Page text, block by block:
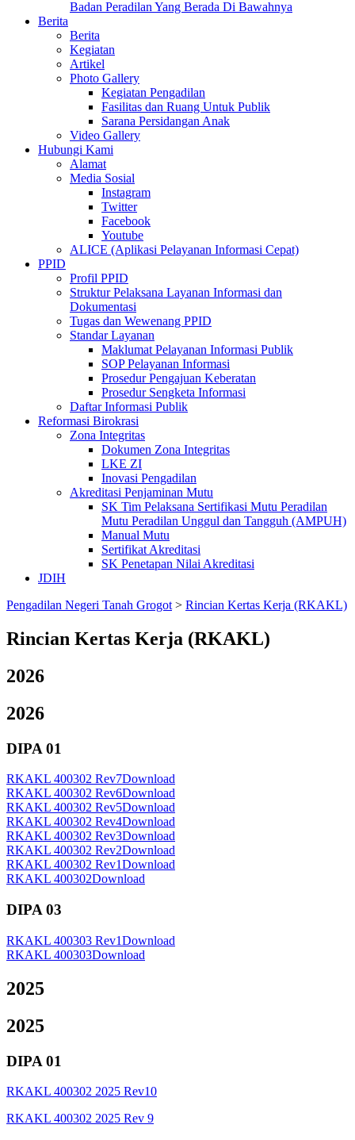
Badan Peradilan Yang Berada Di Bawahnya
Berita
Berita
Kegiatan
Artikel
Photo Gallery
Kegiatan Pengadilan
Fasilitas dan Ruang Untuk Publik
Sarana Persidangan Anak
Video Gallery
Hubungi Kami
Alamat
Media Sosial
Instagram
Twitter
Facebook
Youtube
ALICE (Aplikasi Pelayanan Informasi Cepat)
PPID
Profil PPID
Struktur Pelaksana Layanan Informasi dan
Dokumentasi
Tugas dan Wewenang PPID
Standar Layanan
Maklumat Pelayanan Informasi Publik
SOP Pelayanan Informasi
Prosedur Pengajuan Keberatan
Prosedur Sengketa Informasi
Daftar Informasi Publik
Reformasi Birokrasi
Zona Integritas
Dokumen Zona Integritas
LKE ZI
Inovasi Pengadilan
Akreditasi Penjaminan Mutu
SK Tim Pelaksana Sertifikasi Mutu Peradilan
Mutu Peradilan Unggul dan Tangguh (AMPUH)
Manual Mutu
Sertifikat Akreditasi
SK Penetapan Nilai Akreditasi
JDIH
Pengadilan Negeri Tanah Grogot > Rincian Kertas Kerja (RKAKL)
Rincian Kertas Kerja (RKAKL)
2026
2026
DIPA 01
RKAKL 400302 Rev7Download
RKAKL 400302 Rev6Download
RKAKL 400302 Rev5Download
RKAKL 400302 Rev4Download
RKAKL 400302 Rev3Download
RKAKL 400302 Rev2Download
RKAKL 400302 Rev1Download
RKAKL 400302Download
DIPA 03
RKAKL 400303 Rev1Download
RKAKL 400303Download
2025
2025
DIPA 01
RKAKL 400302 2025 Rev10
RKAKL 400302 2025 Rev 9